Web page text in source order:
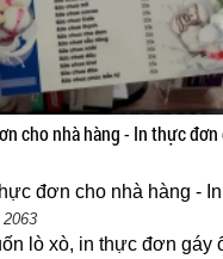
cho nhà hàng - In thực đơn
đơn cho nhà hàng -
2063
lò xò, in thực đơn gáy